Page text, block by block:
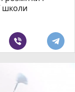
школи